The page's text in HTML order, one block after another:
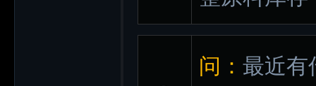
问： 最近有